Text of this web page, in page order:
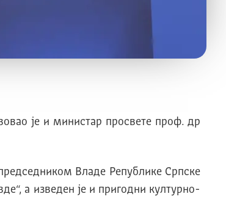
је и министар просвете проф. др
Владе Републике Српске
а изведен је и пригодни културно-